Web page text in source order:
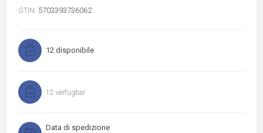
GTIN: 5703393736062
12 disponibile
12 verfügbar
Data di spedizione